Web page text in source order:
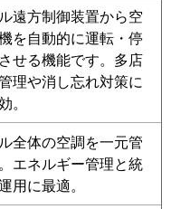
airf
osj
rak
airf
airflex
rakuri-na
PA-
遠方制御装置から空
を自動的に運転・停
せる機能です。多店
理や消し忘れ対策に
。
全体の空調を一元管
エネルギー管理と統
用に最適。